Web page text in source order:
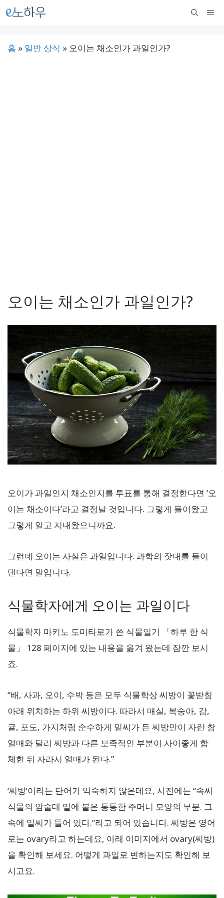
컨
메
홈 » 일반 상식 » 오이는 채소인가 과일인가?
오이는 채소인가 과일인가?
오이가 과일인지 채소인지를 투표를 통해 결정한다면 ‘오
이는 채소이다’라고 결정날 것입니다. 그렇게 들어왔고
그렇게 알고 지내왔으니까요.
그런데 오이는 사실은 과일입니다. 과학의 잣대를 들이
댄다면 말입니다.
식물학자에게 오이는 과일이다
식물학자 마키노 도미타로가 쓴 식물일기 「하루 한 식
물」 128 페이지에 있는 내용을 옮겨 왔는데 잠깐 보시
죠.
“배, 사과, 오이, 수박 등은 모두 식물학상 씨방이 꽃받침
아래 위치하는 하위 씨방이다. 따라서 매실, 복숭아, 감,
귤, 포도, 가지처럼 순수하게 밑씨가 든 씨방만이 자란 참
열매와 달리 씨방과 다른 보족적인 부분이 사이좋게 합
체한 뒤 자라서 열매가 된다.”
‘씨방’이라는 단어가 익숙하지 않은데요, 사전에는 “속씨
식물의 암술대 밑에 붙은 통통한 주머니 모양의 부분. 그
속에 밑씨가 들어 있다.”라고 되어 있습니다. 씨방은 영어
로는 ovary라고 하는데요, 아래 이미지에서 ovary(씨방)
을 확인해 보세요. 어떻게 과일로 변하는지도 확인해 보
시고요.